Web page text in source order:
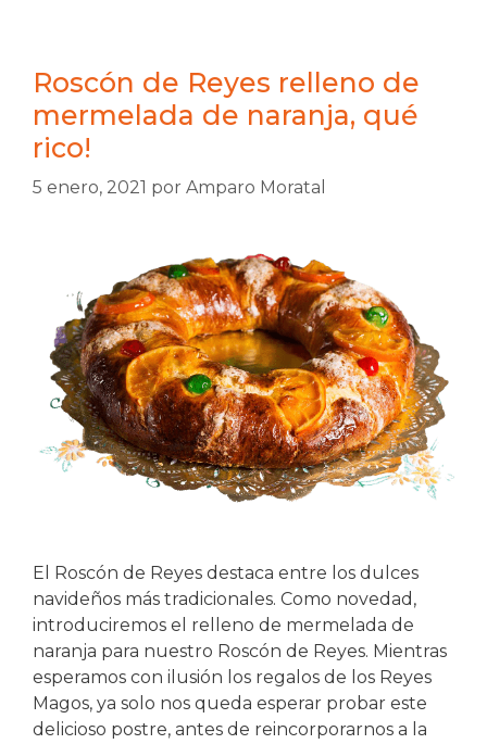
Roscón de Reyes relleno de
mermelada de naranja, qué
rico!
5 enero, 2021 por Amparo Moratal
El Roscón de Reyes destaca entre los dulces
navideños más tradicionales. Como novedad,
introduciremos el relleno de mermelada de
naranja para nuestro Roscón de Reyes. Mientras
esperamos con ilusión los regalos de los Reyes
Magos, ya solo nos queda esperar probar este
delicioso postre, antes de reincorporarnos a la